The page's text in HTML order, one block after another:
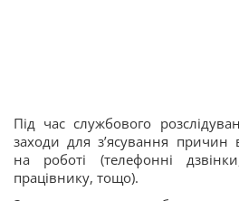
Під час службового
заходи для з’ясування причин
на роботі (телефонні
працівнику, тощо).